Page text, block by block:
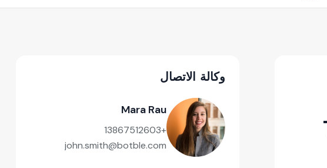
وكالة الاتصال
Mara Rau
+13867512603
john.smith@botble.com